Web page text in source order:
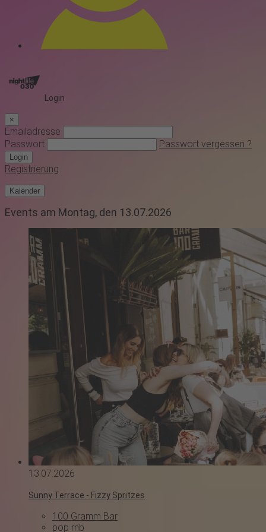
Login
×
Emailadresse
Passwort
Passwort vergessen ?
Login
Registrierung
Kalender
Events am Montag, den 13.07.2026
13.07.2026
Sunny Terrace - Fizzy Spritzes
100 Gramm Bar
pop rnb